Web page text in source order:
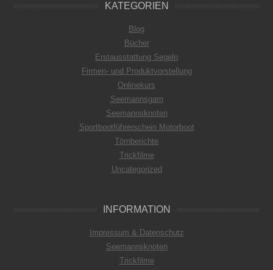
KATEGORIEN
Blog
Bücher
Erstausstattung Segeln
Firmen- und Produktvorstellung
Onlinekurs
Seemannsgarn
Seemannsknoten
Sportbootführerschein Motorboot
Törnberichte
Trickfilme
Uncategorized
INFORMATION
Impressum & Datenschutz
Seemannsknoten
Trickfilme